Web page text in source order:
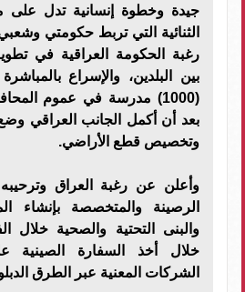
جيدة وخطوة إنسانية تدل على
الثنائية التي تربط حكومتي
رغبة الحكومة العراقية في
بين البلدين، والإسراع
(1000) مدرسة في عموم
بعد أن أكمل الجانب العراقي
وتخصيص قطع الأراضي.
وأعلن عن رغبة العراق
الرصينة والمتخصصة بإنشاء
والبنى التحتية والصحية خلال
خلال أخذ السفارة الصينية
الشركات المعنية عبر الطرق